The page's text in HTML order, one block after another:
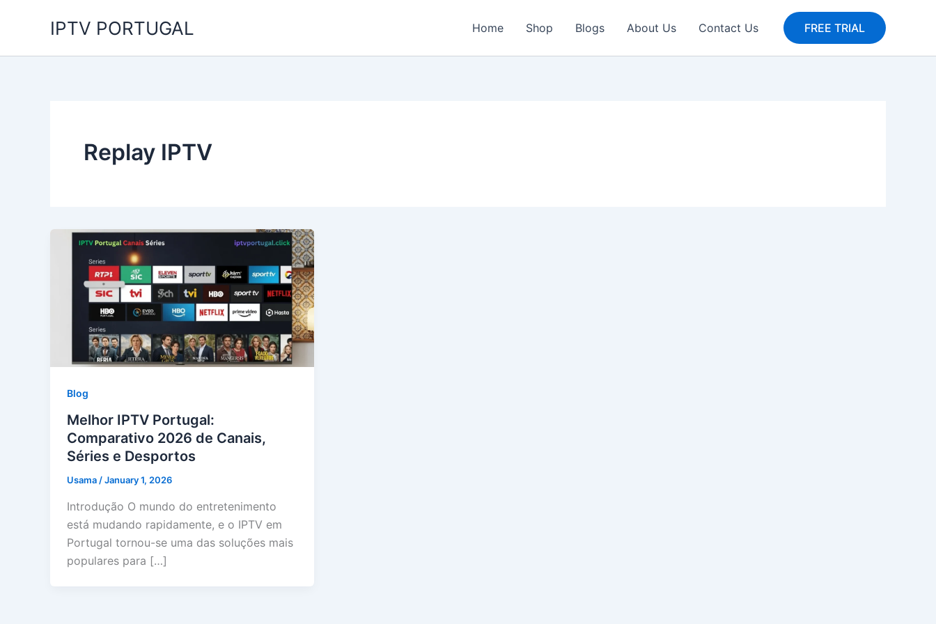
IPTV PORTUGAL Home Shop Blogs About Us Contact Us FREE TRIAL
Replay IPTV
Blog
Melhor IPTV Portugal:
Comparativo 2026 de Canais,
Séries e Desportos
Usama /January 1, 2026
Introdução O mundo do entretenimento
está mudando rapidamente, e o IPTV em
Portugal tornou-se uma das soluções mais
populares para […]